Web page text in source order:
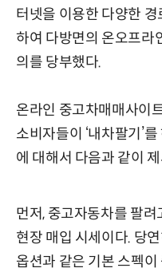
터넷을 이용한 다양한
하여 다방면의 온오프라
의를 당부했다.
온라인 중고차매매사이
소비자들이 ‘내차팔기’
에 대해서 다음과 같이
먼저, 중고자동차를 팔려
현장 매입 시세이다. 당
옵션과 같은 기본 스펙